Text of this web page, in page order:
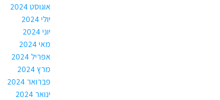
אוגוסט 2024
יולי 2024
יוני 2024
מאי 2024
אפריל 2024
מרץ 2024
פברואר 2024
ינואר 2024